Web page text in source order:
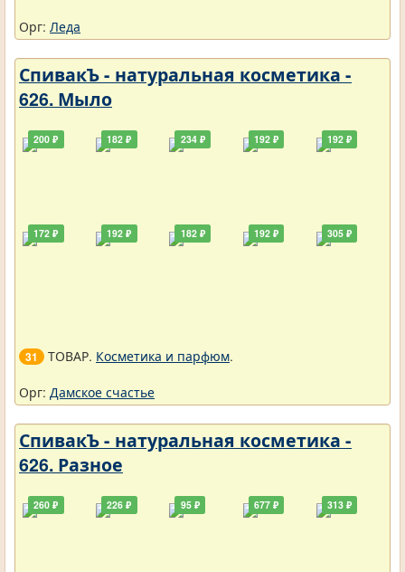
Орг: Леда
СпивакЪ - натуральная косметика -
626. Мыло
200 ₽
172 ₽
182 ₽
192 ₽
234 ₽
182 ₽
192 ₽
192 ₽
192 ₽
305 ₽
31 ТОВАР. Косметика и парфюм.
Орг: Дамское счастье
СпивакЪ - натуральная косметика -
626. Разное
260 ₽ 226 ₽ 95 ₽ 677 ₽ 313 ₽